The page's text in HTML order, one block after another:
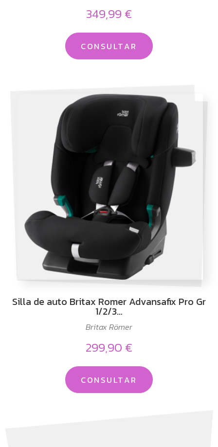
349,99 €
CONSULTAR
Silla de auto Britax Romer Advansafix Pro Gr
1/2/3…
Britax Römer
299,90 €
CONSULTAR